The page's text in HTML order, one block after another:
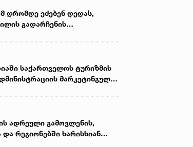
დრომდე ეძებენ დედას,
გადარჩენის
საქართველოს ტურიზმის
მარკეტინგული
ადრეული გამოვლენის,
და რეგიონებში ხარისხიან